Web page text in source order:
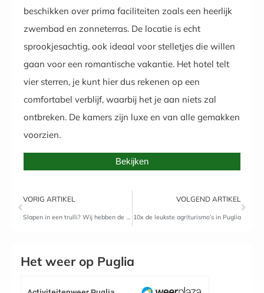
beschikken over prima faciliteiten zoals een heerlijk
zwembad en zonneterras. De locatie is echt
sprookjesachtig, ook ideaal voor stelletjes die willen
gaan voor een romantische vakantie. Het hotel telt
vier sterren, je kunt hier dus rekenen op een
comfortabel verblijf, waarbij het je aan niets zal
ontbreken. De kamers zijn luxe en van alle gemakken
voorzien.
Bekijken
VORIG ARTIKEL
Slapen in een trulli? Wij hebben de 4 mooiste opties!
VOLGEND ARTIKEL
10x de leukste agriturismo’s in Puglia
Het weer op Puglia